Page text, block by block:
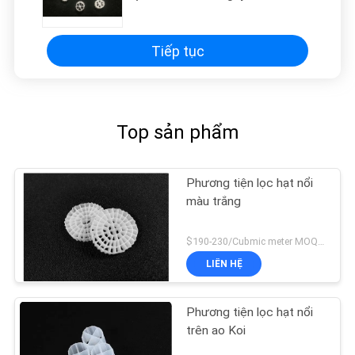
Tiếp tục
Top sản phẩm
Phương tiện lọc hạt nổi
màu trắng
$190-230/Cubmic meter MOQ:1CubmicMeter
LIÊN HỆ
Phương tiện lọc hạt nổi
trên ao Koi